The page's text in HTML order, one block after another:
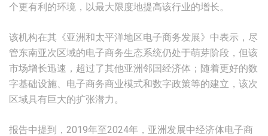
个更有利的环境，以最大限度地提高该行业的增长。
该机构在其《亚洲和太平洋地区电子商务发展》中表示，尽
管东南亚次区域的电子商务生态系统仍处于萌芽阶段，但该
市场增长迅速，超过了其他亚洲邻国经济体；随着更好的数
字基础设施、电子商务商业模式和数字政策等的建立，该次
区域具有巨大的扩张潜力。
报告中提到，2019年至2024年，亚洲发展中经济体电子商